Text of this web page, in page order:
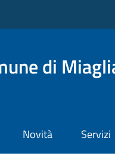
di
Novità Servizi